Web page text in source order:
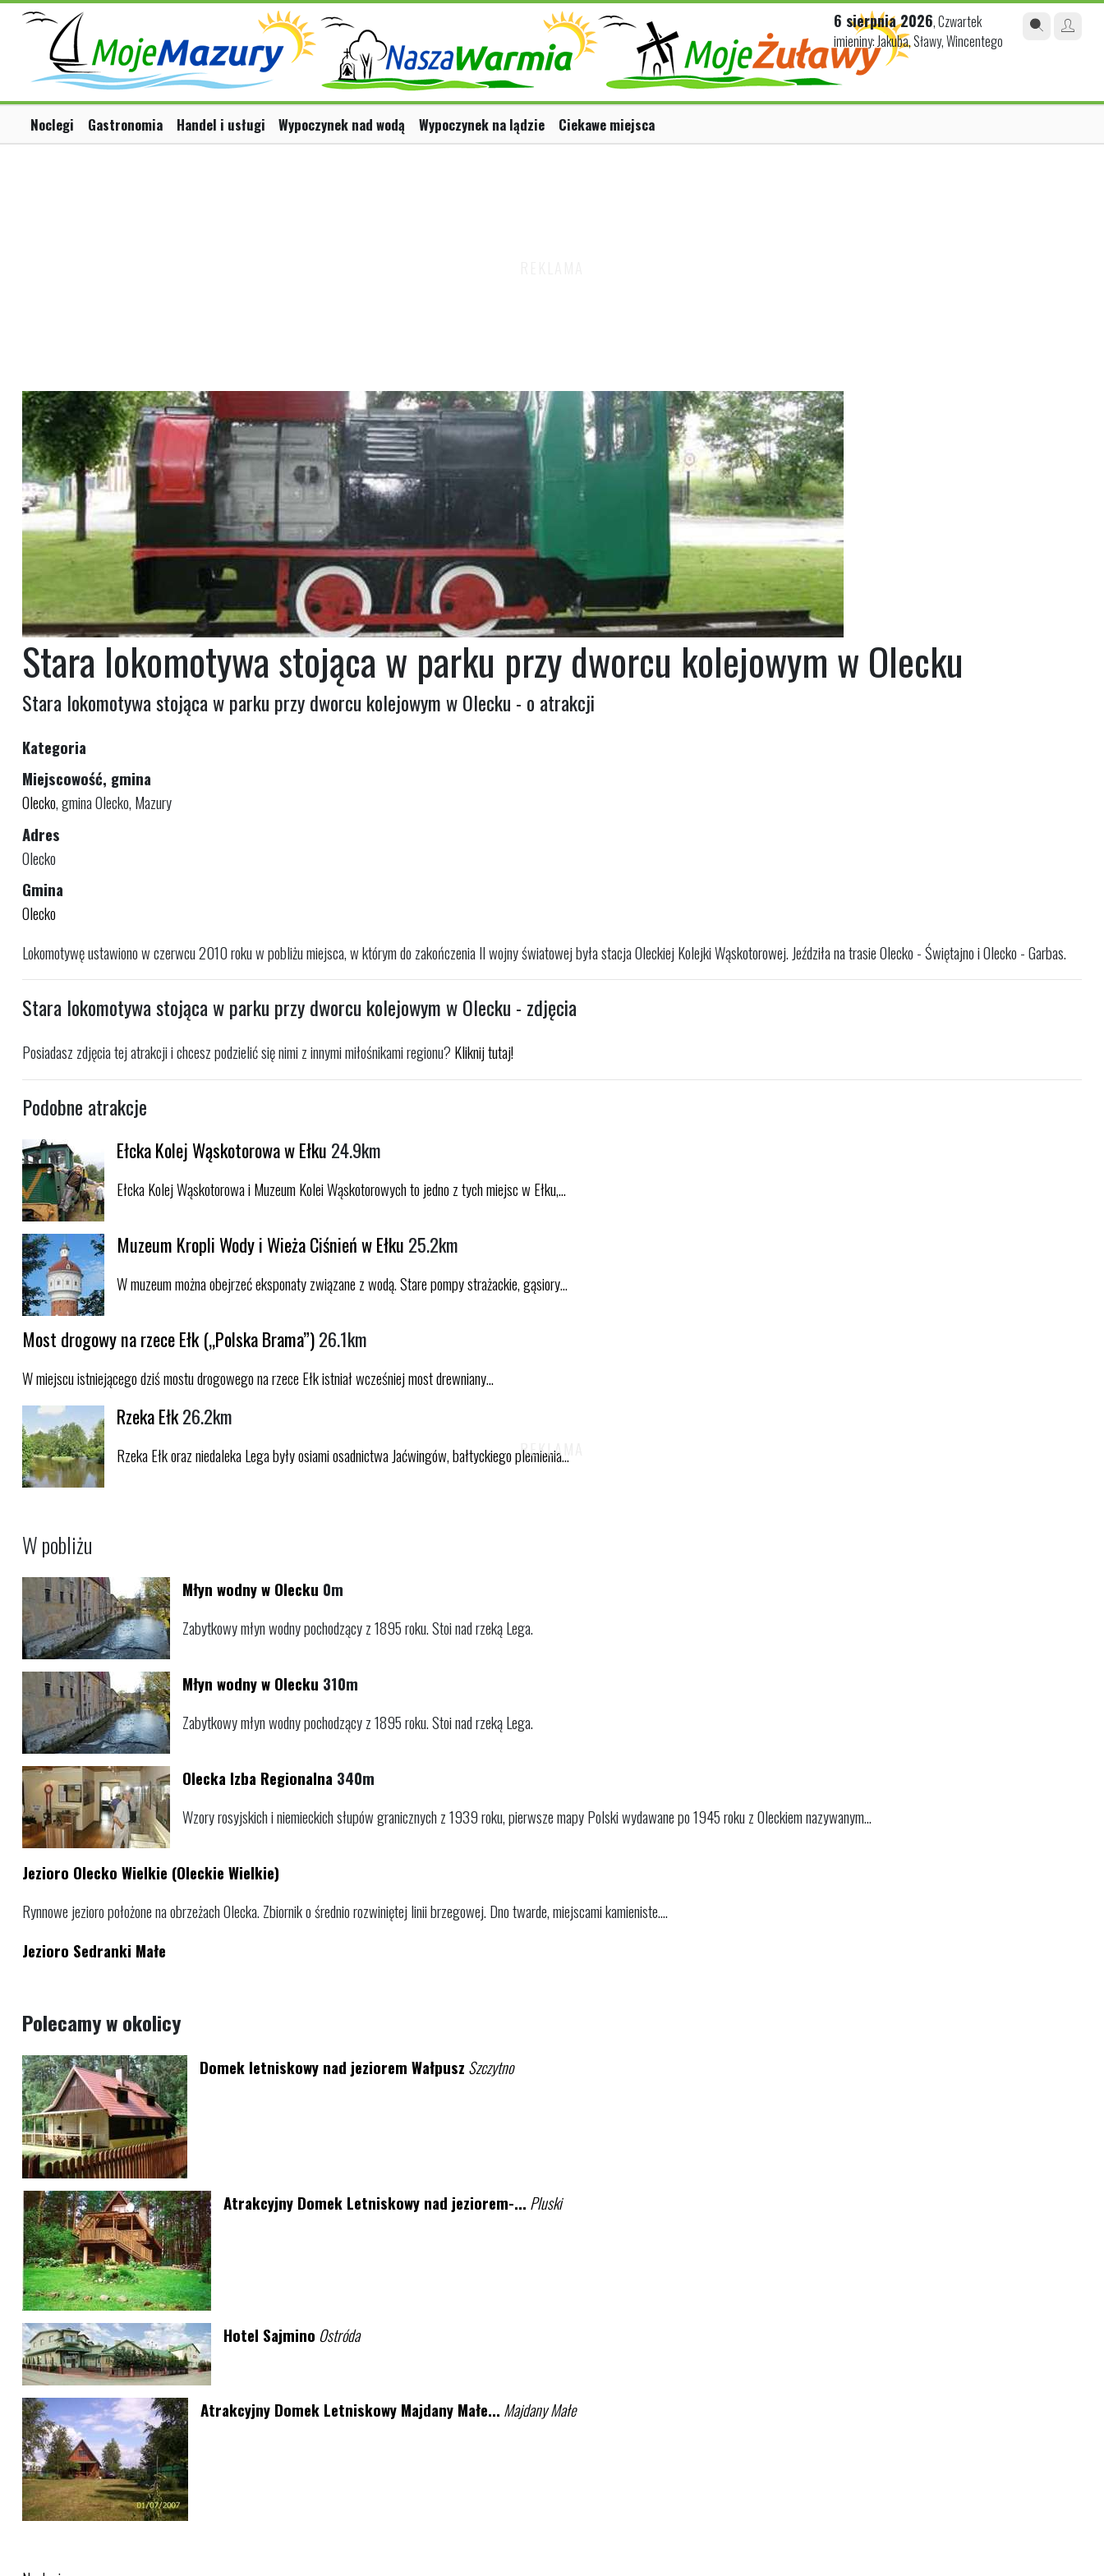
6 sierpnia 2026, Czwartek
imieniny: Jakuba, Sławy, Wincentego
Noclegi Gastronomia Handel i usługi Wypoczynek nad wodą Wypoczynek na lądzie Ciekawe miejsca
Stara lokomotywa stojąca w parku przy dworcu kolejowym w Olecku
Stara lokomotywa stojąca w parku przy dworcu kolejowym w Olecku - o atrakcji
Kategoria
Miejscowość, gmina
Olecko, gmina Olecko, Mazury
Adres
Olecko
Gmina
Olecko
Lokomotywę ustawiono w czerwcu 2010 roku w pobliżu miejsca, w którym do zakończenia II wojny światowej była stacja Oleckiej Kolejki Wąskotorowej. Jeździła na trasie Olecko - Świętajno i Olecko - Garbas.
Stara lokomotywa stojąca w parku przy dworcu kolejowym w Olecku - zdjęcia
Posiadasz zdjęcia tej atrakcji i chcesz podzielić się nimi z innymi miłośnikami regionu? Kliknij tutaj!
Podobne atrakcje
Ełcka Kolej Wąskotorowa w Ełku 24.9km
Ełcka Kolej Wąskotorowa i Muzeum Kolei Wąskotorowych to jedno z tych miejsc w Ełku,...
Muzeum Kropli Wody i Wieża Ciśnień w Ełku 25.2km
W muzeum można obejrzeć eksponaty związane z wodą. Stare pompy strażackie, gąsiory...
Most drogowy na rzece Ełk („Polska Brama”)26.1km
W miejscu istniejącego dziś mostu drogowego na rzece Ełk istniał wcześniej most drewniany...
Rzeka Ełk26.2km
Rzeka Ełk oraz niedaleka Lega były osiami osadnictwa Jaćwingów, bałtyckiego plemienia...
W pobliżu
Młyn wodny w Olecku 0m
Zabytkowy młyn wodny pochodzący z 1895 roku. Stoi nad rzeką Lega.
Młyn wodny w Olecku 310m
Zabytkowy młyn wodny pochodzący z 1895 roku. Stoi nad rzeką Lega.
Olecka Izba Regionalna 340m
Wzory rosyjskich i niemieckich słupów granicznych z 1939 roku, pierwsze mapy Polski wydawane po 1945 roku z Oleckiem nazywanym...
Jezioro Olecko Wielkie (Oleckie Wielkie)
Rynnowe jezioro położone na obrzeżach Olecka. Zbiornik o średnio rozwiniętej linii brzegowej. Dno twarde, miejscami kamieniste....
Jezioro Sedranki Małe
Polecamy w okolicy
Domek letniskowy nad jeziorem Wałpusz Szczytno
Atrakcyjny Domek Letniskowy nad jeziorem-... Pluski
Hotel Sajmino Ostróda
Atrakcyjny Domek Letniskowy Majdany Małe... Majdany Małe